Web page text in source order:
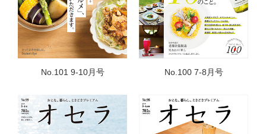
No.101 9-10月号 No.100 7-8月号